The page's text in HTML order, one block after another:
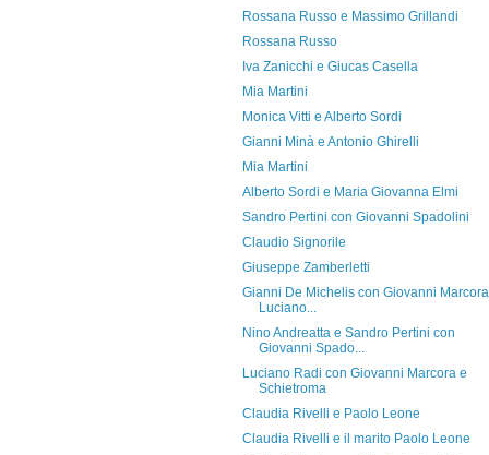
Rossana Russo e Massimo Grillandi
Rossana Russo
Iva Zanicchi e Giucas Casella
Mia Martini
Monica Vitti e Alberto Sordi
Gianni Minà e Antonio Ghirelli
Mia Martini
Alberto Sordi e Maria Giovanna Elmi
Sandro Pertini con Giovanni Spadolini
Claudio Signorile
Giuseppe Zamberletti
Gianni De Michelis con Giovanni
Luciano...
Nino Andreatta e Sandro Pertini con
Giovanni Spado...
Luciano Radi con Giovanni Marcora e
Schietroma
Claudia Rivelli e Paolo Leone
Claudia Rivelli e il marito Paolo Leone